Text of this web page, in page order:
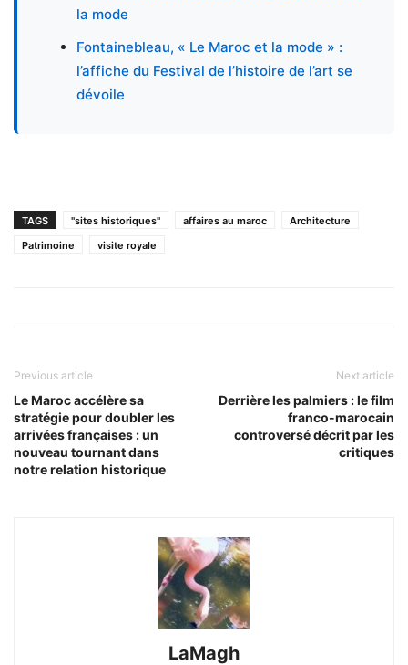
la mode
Fontainebleau, « Le Maroc et la mode » :
l’affiche du Festival de l’histoire de l’art se
dévoile
TAGS "sites historiques" affaires au maroc
Architecture
Patrimoine
visite royale
Previous article
Le Maroc accélère sa
stratégie pour doubler les
arrivées françaises : un
nouveau tournant dans
notre relation historique
Next article
Derrière les palmiers : le film
franco-marocain
controversé décrit par les
critiques
LaMagh